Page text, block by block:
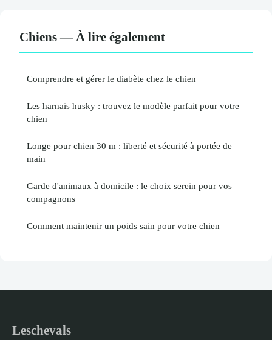
Chiens — À lire également
Comprendre et gérer le diabète chez le chien
Les harnais husky : trouvez le modèle parfait pour votre
chien
Longe pour chien 30 m : liberté et sécurité à portée de
main
Garde d'animaux à domicile : le choix serein pour vos
compagnons
Comment maintenir un poids sain pour votre chien
Leschevals